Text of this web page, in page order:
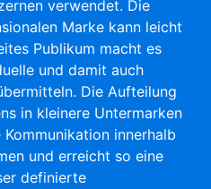
verwendet. Die
Marke kann leicht
Publikum macht es
und damit auch
Die Aufteilung
in kleinere Untermarken
innerhalb
und erreicht so eine
definierte